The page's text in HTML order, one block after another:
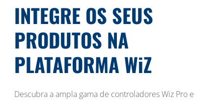
INTEGRE OS SEUS
PRODUTOS NA
PLATAFORMA WiZ
Descubra a ampla gama de controladores Wiz Pro e